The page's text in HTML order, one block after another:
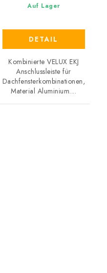
Auf Lager
DETAIL
Kombinierte VELUX EKJ
Anschlussleiste für
Dachfensterkombinationen,
Material Aluminium....